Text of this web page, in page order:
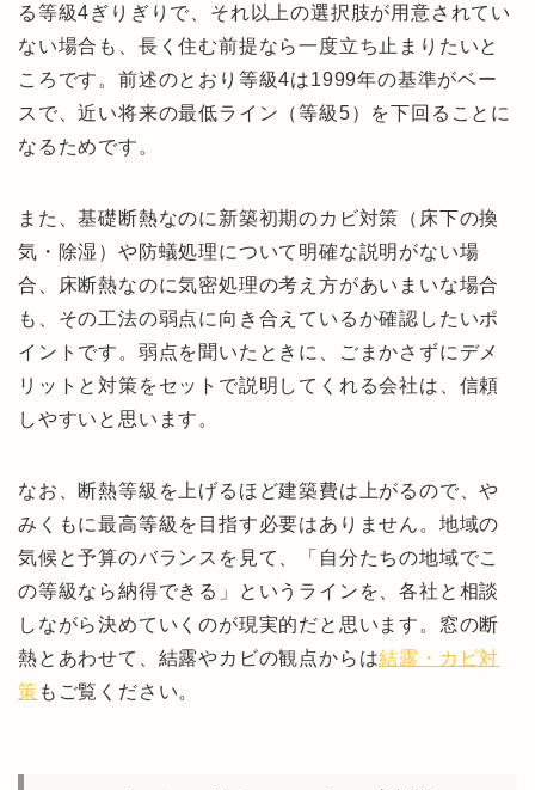
る等級4ぎりぎりで、それ以上の選択肢が用意されてい
ない場合も、長く住む前提なら一度立ち止まりたいと
ころです。前述のとおり等級4は1999年の基準がベー
スで、近い将来の最低ライン（等級5）を下回ることに
なるためです。
また、基礎断熱なのに新築初期のカビ対策（床下の換
気・除湿）や防蟻処理について明確な説明がない場
合、床断熱なのに気密処理の考え方があいまいな場合
も、その工法の弱点に向き合えているか確認したいポ
イントです。弱点を聞いたときに、ごまかさずにデメ
リットと対策をセットで説明してくれる会社は、信頼
しやすいと思います。
なお、断熱等級を上げるほど建築費は上がるので、や
みくもに最高等級を目指す必要はありません。地域の
気候と予算のバランスを見て、「自分たちの地域でこ
の等級なら納得できる」というラインを、各社と相談
しながら決めていくのが現実的だと思います。窓の断
熱とあわせて、結露やカビの観点からは結露・カビ対
策 もご覧ください。